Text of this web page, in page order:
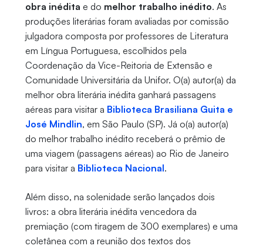
obra inédita e do melhor trabalho inédito. As
produções literárias foram avaliadas por comissão
julgadora composta por professores de Literatura
em Língua Portuguesa, escolhidos pela
Coordenação da Vice-Reitoria de Extensão e
Comunidade Universitária da Unifor. O(a) autor(a) da
melhor obra literária inédita ganhará passagens
aéreas para visitar a Biblioteca Brasiliana Guita e
José Mindlin, em São Paulo (SP). Já o(a) autor(a)
do melhor trabalho inédito receberá o prêmio de
uma viagem (passagens aéreas) ao Rio de Janeiro
para visitar a Biblioteca Nacional.
Além disso, na solenidade serão lançados dois
livros: a obra literária inédita vencedora da
premiação (com tiragem de 300 exemplares) e uma
coletânea com a reunião dos textos dos